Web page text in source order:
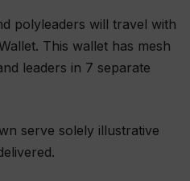
polyleaders will travel with
This wallet has mesh
leaders in 7 separate
serve solely illustrative